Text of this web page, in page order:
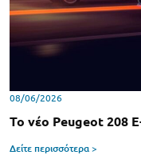
08/06/2026
Το νέο Peugeot 208
Δείτε περισσότερα >